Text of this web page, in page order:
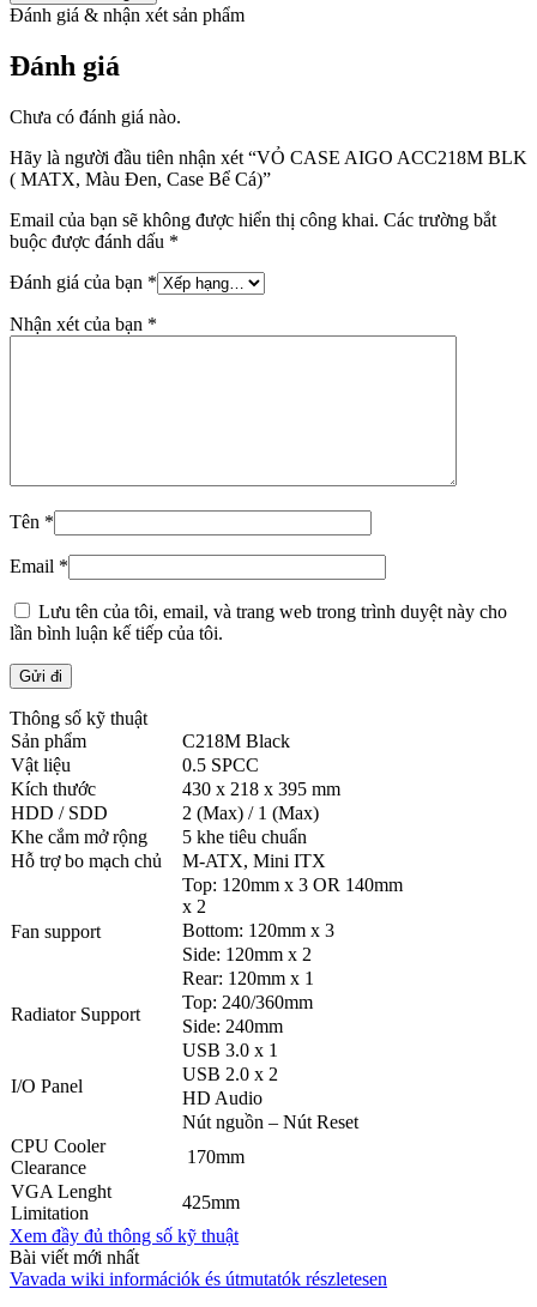
Đánh giá & nhận xét sản phẩm
Đánh giá
Chưa có đánh giá nào.
Hãy là người đầu tiên nhận xét “VỎ CASE AIGO ACC218M BLK
( MATX, Màu Đen, Case Bể Cá)”
Email của bạn sẽ không được hiển thị công khai. Các trường bắt
buộc được đánh dấu *
Đánh giá của bạn *
Nhận xét của bạn *
Tên *
Email *
Lưu tên của tôi, email, và trang web trong trình duyệt này cho
lần bình luận kế tiếp của tôi.
Thông số kỹ thuật
Sản phẩm
C218M Black
Vật liệu
0.5 SPCC
Kích thước
430 x 218 x 395 mm
HDD / SDD
2 (Max) / 1 (Max)
Khe cắm mở rộng
5 khe tiêu chuẩn
Hỗ trợ bo mạch chủ
M-ATX, Mini ITX
Fan support
Top: 120mm x 3 OR 140mm
x 2
Bottom: 120mm x 3
Side: 120mm x 2
Rear: 120mm x 1
Radiator Support
Top: 240/360mm
Side: 240mm
I/O Panel
USB 3.0 x 1
USB 2.0 x 2
HD Audio
Nút nguồn – Nút Reset
CPU Cooler
Clearance
170mm
VGA Lenght
Limitation
425mm
Xem đầy đủ thông số kỹ thuật
Bài viết mới nhất
Vavada wiki információk és útmutatók részletesen